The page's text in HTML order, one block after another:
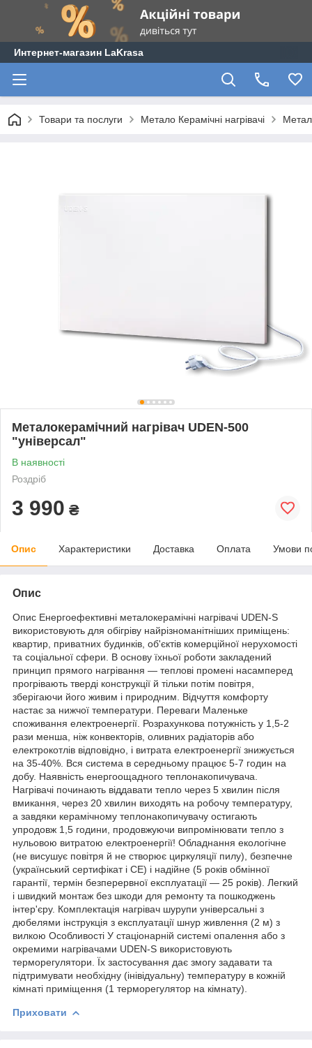
Интернет-магазин LaKrasa
Товари та послуги Метало Керамічні нагрівачі
Металокерамічний нагрівач UDEN-500
"універсал"
В наявності
Роздріб
3 990 ₴
Опис Характеристики Доставка Оплата Умови
Опис
Опис Енергоефективні металокерамічні нагрівачі UDEN-S
використовують для обігріву найрізноманітніших приміщень:
квартир, приватних будинків, об'єктів комерційної нерухомості
та соціальної сфери. В основу їхньої роботи закладений
принцип прямого нагрівання — теплові промені насамперед
прогрівають тверді конструкції й тільки потім повітря,
зберігаючи його живим і природним. Відчуття комфорту
настає за нижчої температури. Переваги Маленьке
споживання електроенергії. Розрахункова потужність у 1,5-2
рази менша, ніж конвекторів, оливних радіаторів або
електрокотлів відповідно, і витрата електроенергії знижується
на 35-40%. Вся система в середньому працює 5-7 годин на
добу. Наявність енергоощадного теплонакопичувача.
Нагрівачі починають віддавати тепло через 5 хвилин після
вмикання, через 20 хвилин виходять на робочу температуру,
а завдяки керамічному теплонакопичувачу остигають
упродовж 1,5 години, продовжуючи випромінювати тепло з
нульовою витратою електроенергії! Обладнання екологічне
(не висушує повітря й не створює циркуляції пилу), безпечне
(український сертифікат і СЕ) і надійне (5 років обмінної
гарантії, термін безперервної експлуатації — 25 років). Легкий
і швидкий монтаж без шкоди для ремонту та пошкоджень
інтер'єру. Комплектація нагрівач шурупи універсальні з
дюбелями інструкція з експлуатації шнур живлення (2 м) з
вилкою Особливості У стаціонарній системі опалення або з
окремими нагрівачами UDEN-S використовують
терморегулятори. Їх застосування дає змогу задавати та
підтримувати необхідну (інівідуальну) температуру в кожній
кімнаті приміщення (1 терморегулятор на кімнату).
Приховати